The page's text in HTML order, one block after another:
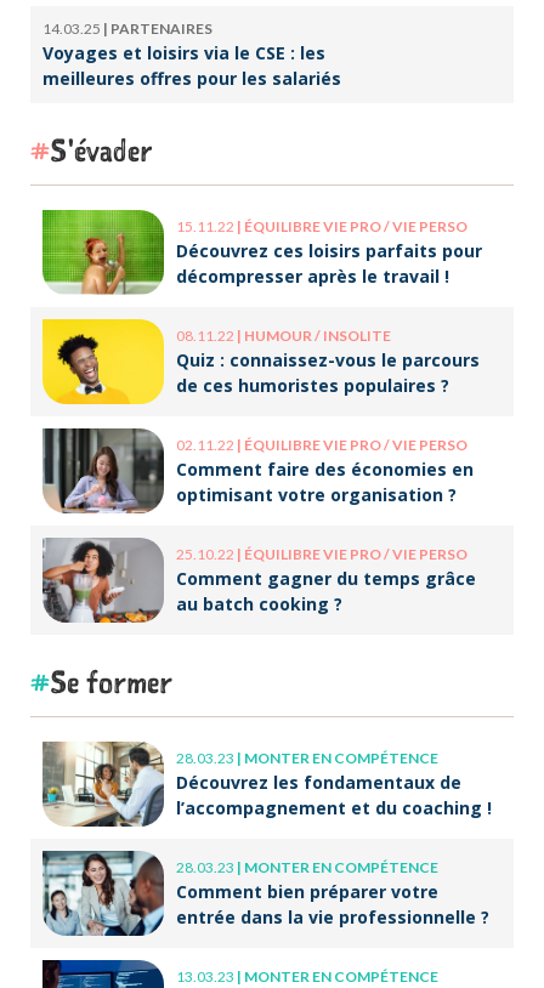
14.03.25 | PARTENAIRES
Voyages et loisirs via le CSE : les
meilleures offres pour les salariés
S'évader
15.11.22 | ÉQUILIBRE VIE PRO / VIE PERSO
Découvrez ces loisirs parfaits pour
décompresser après le travail !
08.11.22 | HUMOUR / INSOLITE
Quiz : connaissez-vous le parcours
de ces humoristes populaires ?
02.11.22 | ÉQUILIBRE VIE PRO / VIE PERSO
Comment faire des économies en
optimisant votre organisation ?
25.10.22 | ÉQUILIBRE VIE PRO / VIE PERSO
Comment gagner du temps grâce
au batch cooking ?
Se former
28.03.23 | MONTER EN COMPÉTENCE
Découvrez les fondamentaux de
l’accompagnement et du coaching !
28.03.23 | MONTER EN COMPÉTENCE
Comment bien préparer votre
entrée dans la vie professionnelle ?
13.03.23 | MONTER EN COMPÉTENCE